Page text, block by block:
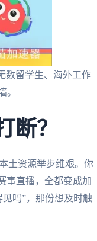
数留学生、海外工作
。
断？
土资源举步维艰。你
事直播，全都变成加
吗”，那份想及时触